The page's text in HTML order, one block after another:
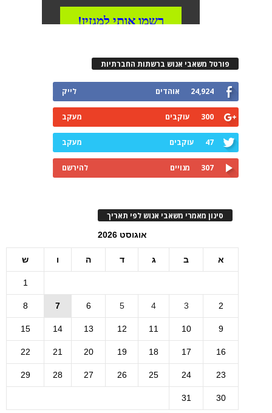
פורטל משאבי אנוש ברשתות החברתיות
24,924 אוהדים לייק
300 עוקבים מעקב
47 עוקבים מעקב
307 מנויים להירשם
סינון מאמרי משאבי אנוש לפי תאריך
אוגוסט 2026
א ב ג ד ה ו ש
1
2
3
4
5
6
7
8
9
10
11
12
13
14
15
16
17
18
19
20
21
22
23
24
25
26
27
28
29
30
31